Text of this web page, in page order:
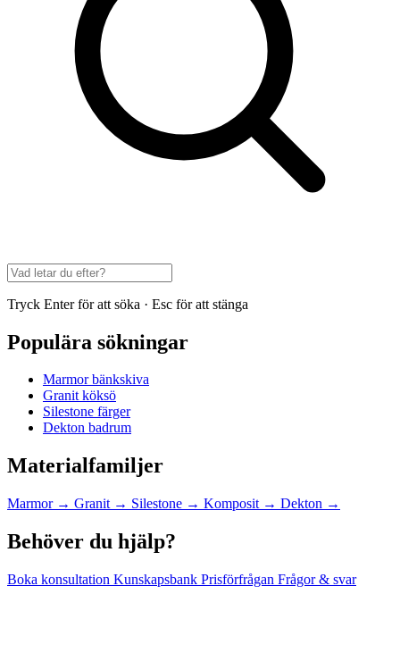
Tryck Enter för att söka · Esc för att stänga
Populära sökningar
Marmor bänkskiva
Granit köksö
Silestone färger
Dekton badrum
Materialfamiljer
Marmor → Granit → Silestone → Komposit → Dekton →
Behöver du hjälp?
Boka konsultation Kunskapsbank Prisförfrågan Frågor & svar